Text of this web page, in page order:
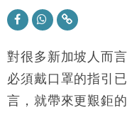
11:30
市場落地
東京半島
13:12
國際｜特朗普
對很多新加坡人而
必須戴口罩的指引
言，就帶來更艱鉅的